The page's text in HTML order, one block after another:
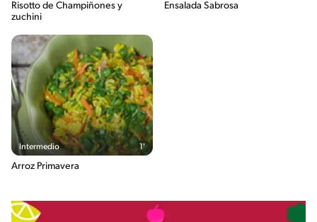
Risotto de Champiñones y
zuchini
Ensalada Sabrosa
Intermedio 1'
Arroz Primavera